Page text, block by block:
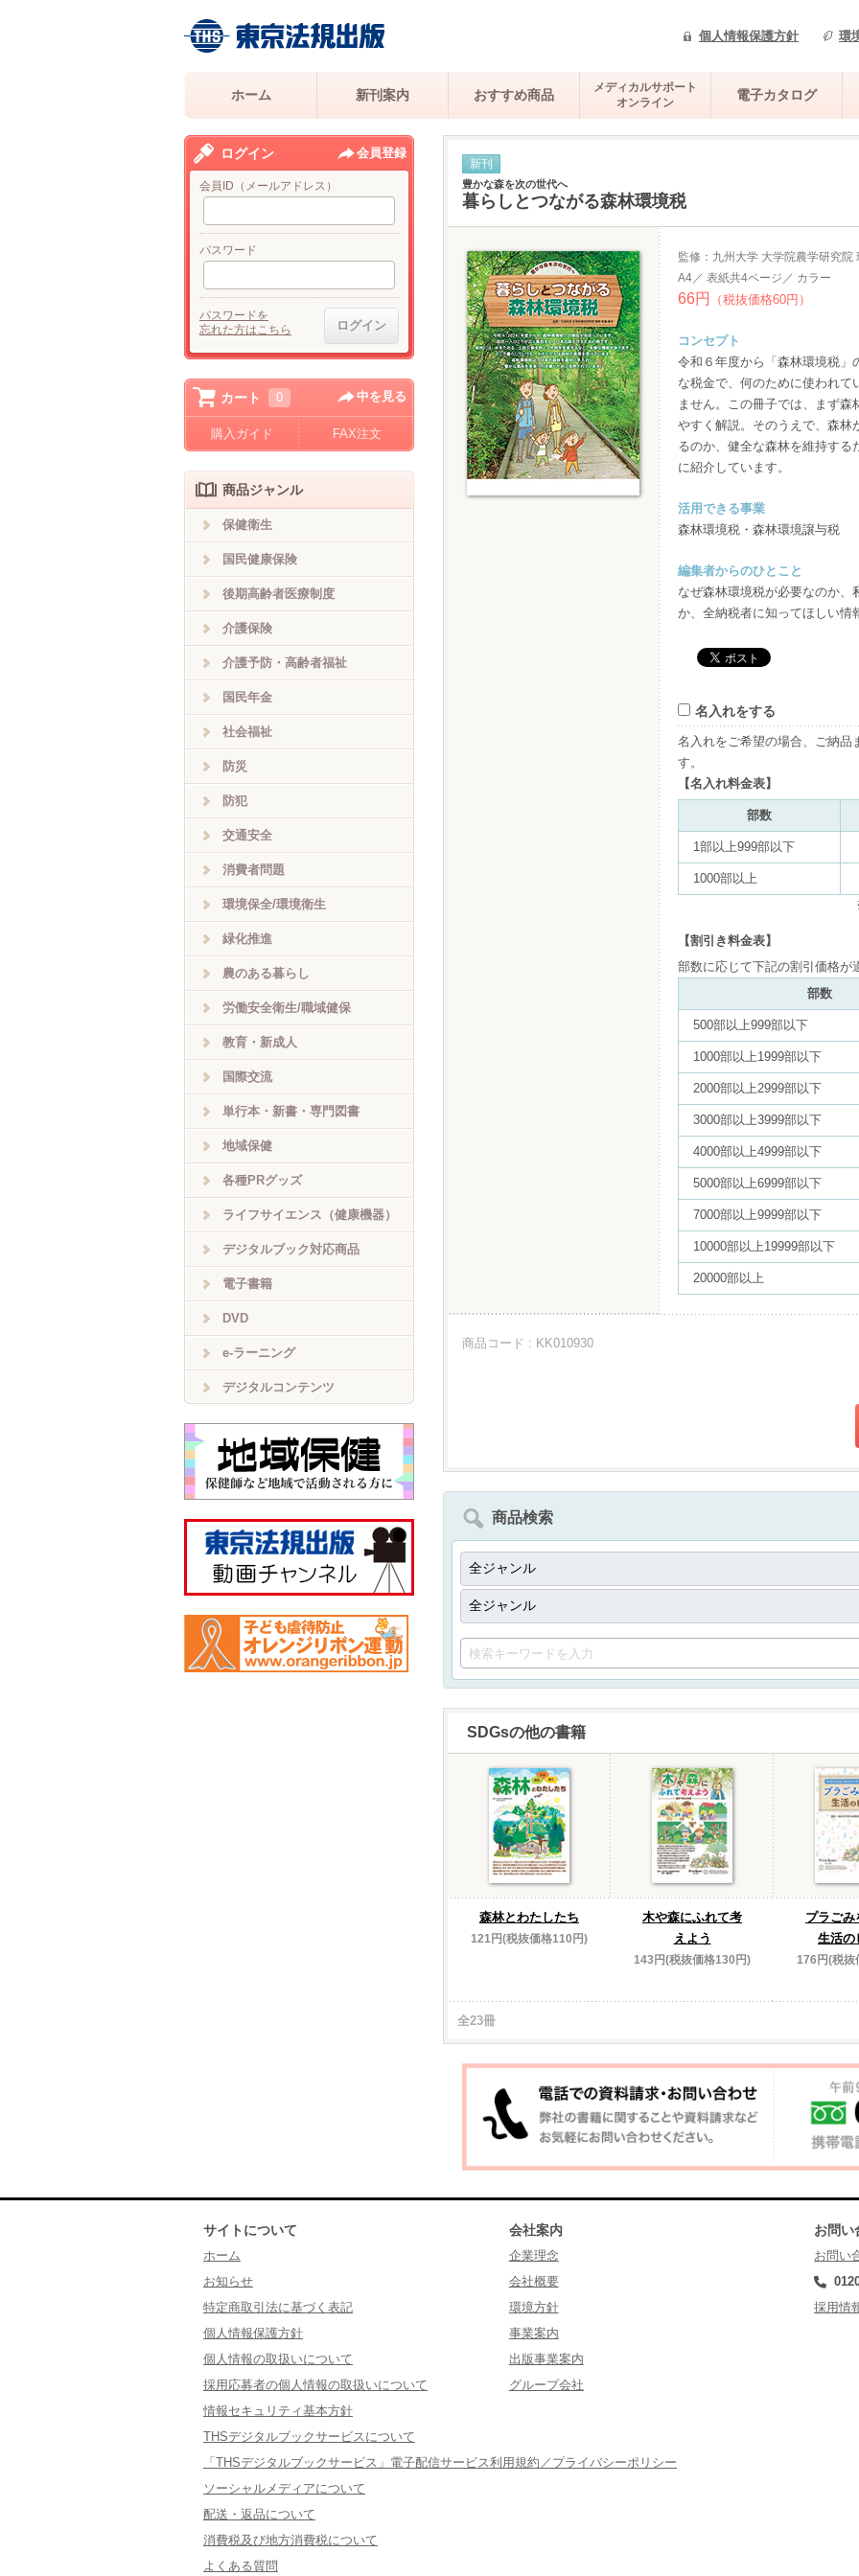
個人情報保護方針 環
ホーム 新刊案内 おすすめ商品
メディカルサポート
オンライン
電子カタログ
新刊
豊かな森を次の世代へ
暮らしとつながる森林環境税
監修：九州大学 大学院農学研究
A4／ 表紙共4ページ／ カラー
66円 （税抜価格60円）
コンセプト
令和６年度から「森林環境税」
な税金で、何のために使われ
ません。この冊子では、まず
やすく解説。そのうえで、森林
るのか、健全な森林を維持す
に紹介しています。
活用できる事業
森林環境税・森林環境譲与税
編集者からのひとこと
なぜ森林環境税が必要なのか
か、全納税者に知ってほしい情
名入れをする
名入れをご希望の場合、ご納品
す。
【名入れ料金表】
部数
1部以上999部以下
1000部以上
【割引き料金表】
部数に応じて下記の割引価格が
部数
500部以上999部以下
1000部以上1999部以下
2000部以上2999部以下
3000部以上3999部以下
4000部以上4999部以下
5000部以上6999部以下
7000部以上9999部以下
10000部以上19999部以下
20000部以上
商品コード : KK010930
商品検索
SDGsの他の書籍
森林とわたしたち
121円(税抜価格110円)
木や森にふれて考
えよう
143円(税抜価格130円)
プラごみ
生活の
176円(税抜
全23冊
ログイン 会員登録
会員ID（メールアドレス）
パスワード
パスワードを
忘れた方はこちら
カート 0 中を見る
購入ガイド FAX注文
商品ジャンル
保健衛生
国民健康保険
後期高齢者医療制度
介護保険
介護予防・高齢者福祉
国民年金
社会福祉
防災
防犯
交通安全
消費者問題
環境保全/環境衛生
緑化推進
農のある暮らし
労働安全衛生/職域健保
教育・新成人
国際交流
単行本・新書・専門図書
地域保健
各種PRグッズ
ライフサイエンス（健康機器）
デジタルブック対応商品
電子書籍
DVD
e-ラーニング
デジタルコンテンツ
サイトについて
ホーム
お知らせ
特定商取引法に基づく表記
個人情報保護方針
個人情報の取扱いについて
採用応募者の個人情報の取扱いについて
情報セキュリティ基本方針
THSデジタルブックサービスについて
「THSデジタルブックサービス」電子配信サービス利用規約／プライバシーポリシー
ソーシャルメディアについて
配送・返品について
消費税及び地方消費税について
よくある質問
会社案内
企業理念
会社概要
環境方針
事業案内
出版事業案内
グループ会社
お問い
お問い
採用情